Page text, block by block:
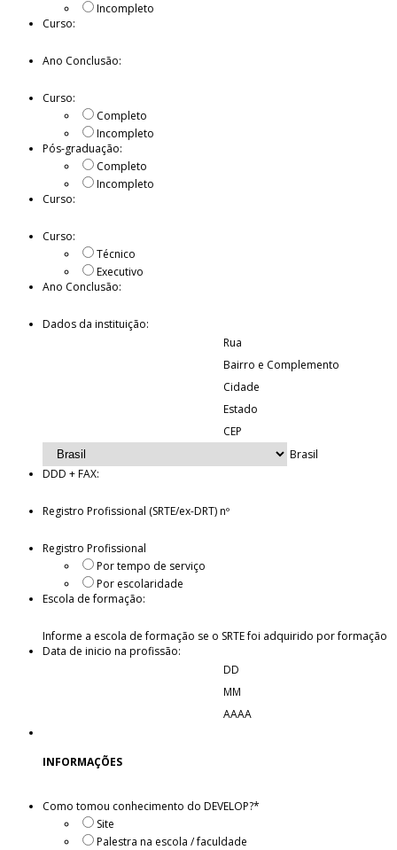
Incompleto
Curso:
Ano Conclusão:
Curso:
Completo
Incompleto
Pós-graduação:
Completo
Incompleto
Curso:
Curso:
Técnico
Executivo
Ano Conclusão:
Dados da instituição:
Rua
Bairro e Complemento
Cidade
Estado
CEP
Brasil
DDD + FAX:
Registro Profissional (SRTE/ex-DRT) nº
Registro Profissional
Por tempo de serviço
Por escolaridade
Escola de formação:
Informe a escola de formação se o SRTE foi adquirido por formação
Data de inicio na profissão:
DD
MM
AAAA
INFORMAÇÕES
Como tomou conhecimento do DEVELOP?*
Site
Palestra na escola / faculdade